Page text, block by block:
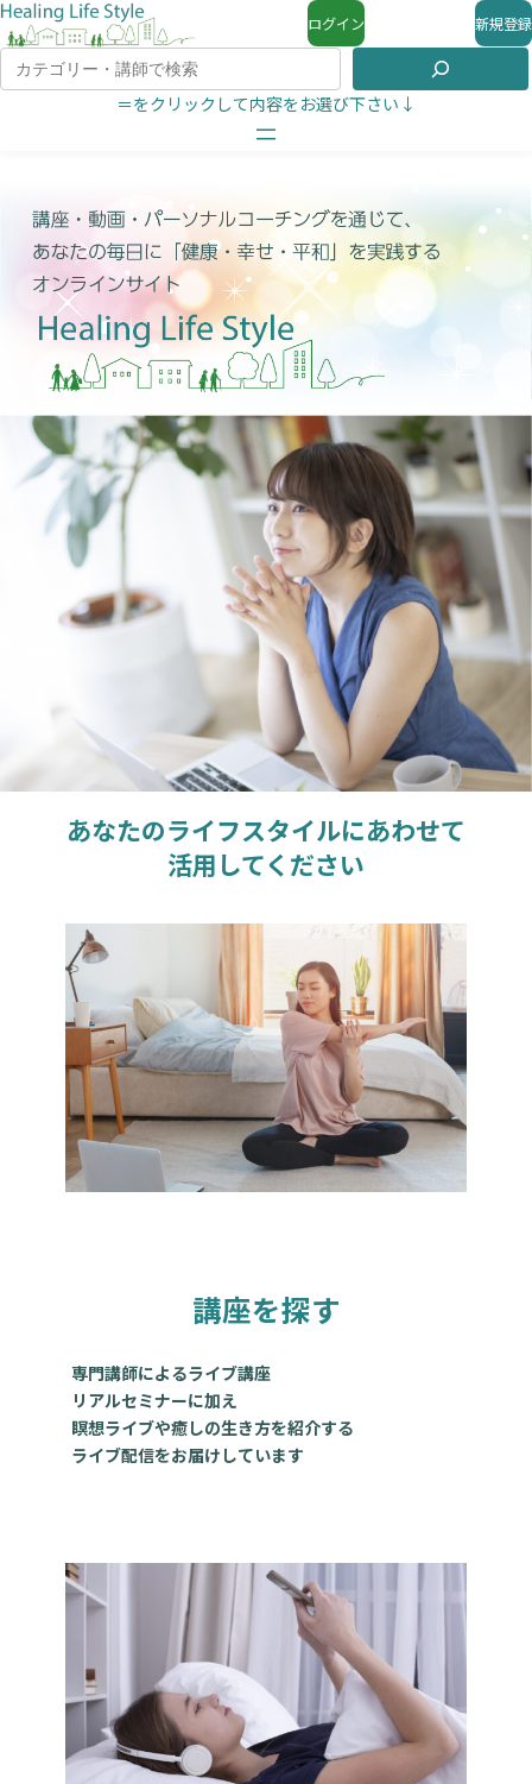
ログイン 新規登録
＝をクリックして内容をお選び下さい↓
あなたのライフスタイルにあわせて
活用してください
講座を探す
専門講師によるライブ講座
リアルセミナーに加え
瞑想ライブや癒しの生き方を紹介する
ライブ配信をお届けしています